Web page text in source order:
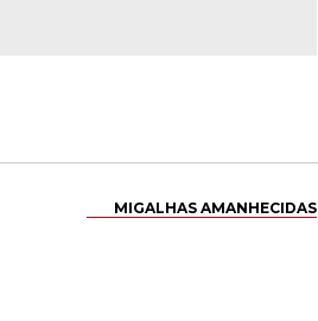
MIGALHAS AMANHECIDAS